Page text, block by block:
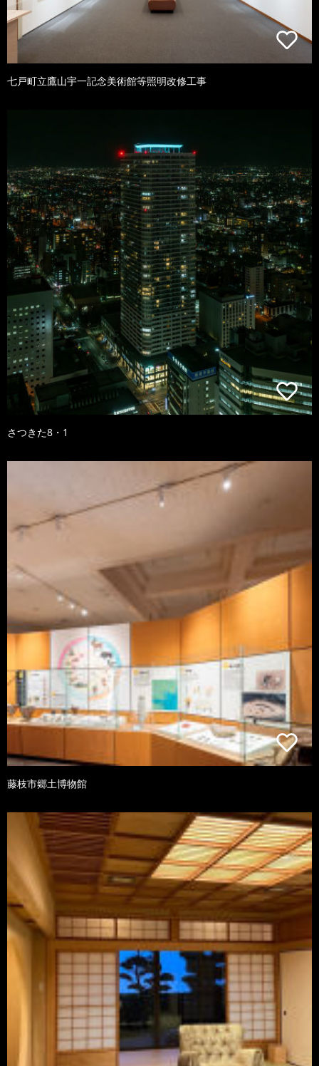
七戸町立鷹山宇一記念美術館等照明改修工事
さつきた8・1
藤枝市郷土博物館